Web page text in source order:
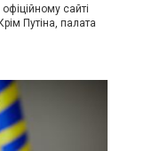
сайті
Путіна, палата